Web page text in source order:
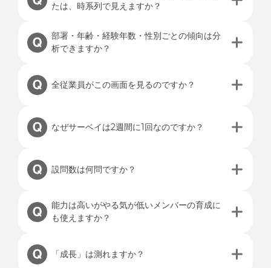
たは、時系列で見えますか？
部署・年齢・経験年数・性別ごとの傾向は分
析できますか？
全従業員がこの画面を見るのですか？
なぜサーベイは2週間に1回なのですか？
設問数は何問ですか？
能力は高いがやる気が低いメンバーの育成に
も使えますか？
「成長」は測れますか？